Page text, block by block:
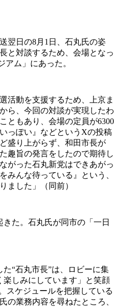
翌日の8月1日、石丸氏の姿
と対談するため、会場となっ
アム」にあった。
活動を支援するため、上京ま
ら、今回の対談が実現したわ
ともあり、会場の定員が6300
っぽい』などというXの投稿
盛り上がらず、和田市長が
趣旨の発言をしたので期待し
がった石丸新党はできあがっ
みんな待っている』という、
ました」（同前）
た。石丸氏が同市の「一日
“石丸市長”は、ロビーに集
楽しみにしています」と笑顔
スケジュールを把握している
の業務内容を尋ねたところ、